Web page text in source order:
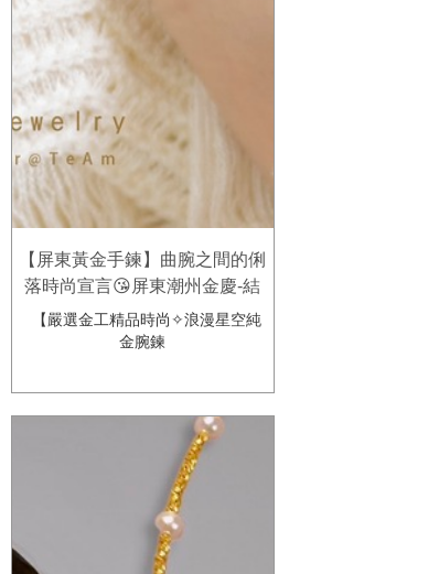
【屏東黃金手鍊】曲腕之間的俐
落時尚宣言😘屏東潮州金慶-結
婚金飾鑽石鉑金珠寶專賣店。多
款時尚精緻黃金手鍊推薦！
【嚴選金工精品時尚✧浪漫星空純
金腕鍊